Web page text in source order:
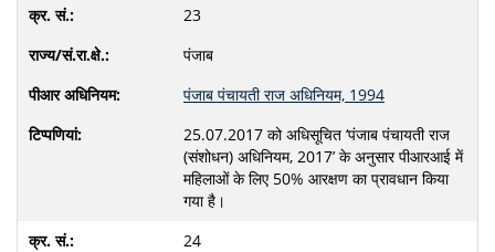
23
पंजाब
पंजाब पंचायती राज अधिनियम, 1994
25.07.2017 को अधिसूचित ‘पंजाब पंचायती राज
(संशोधन) अधिनियम, 2017’ के अनुसार पीआरआई में
महिलाओं के लिए 50% आरक्षण का प्रावधान किया
गया है।
24